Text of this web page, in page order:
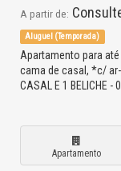
A partir de:
Aluguel (Temporada)
Apartamento para
cama de casal, *c/ ar-
CASAL E 1 BELICHE -
Apartamento